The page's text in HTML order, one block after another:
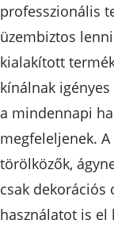
professzionális
üzembiztos
kialakított
kínálnak
a mindennapi
megfeleljenek.
törölközők,
csak dekorációs
használatot is el